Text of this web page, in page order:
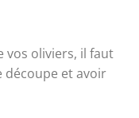
vos oliviers, il faut
découpe et avoir